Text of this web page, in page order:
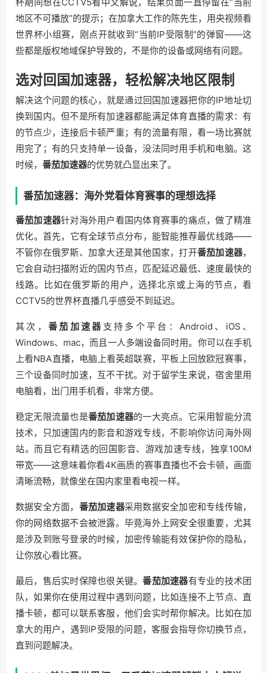
地区不可播放”的提示；在加拿大工作的陈先生，用央视频看
世界杯小组赛，刚点开就收到“当前IP受限制”的弹窗——这
些都是版权地域保护导致的，不是你的设备或网络有问题。
选对回国加速器，轻松解决地区限制
解决这个问题的核心，就是通过回国加速器把你的IP地址切
换到国内。但不是所有加速器都能满足体育直播的需求：有
的节点少，连接后卡顿严重；有的流量有限，看一场比赛就
用完了；有的只支持单一设备，没法同时用手机和电脑。这
时候， 番茄加速器的优势就凸显出来了。
番茄加速器：海外党看体育赛事的理想选择
番茄加速器针对海外用户看国内体育赛事的痛点，做了精准
优化。首先，它有全球节点分布，能智能推荐最优线路——
不管你在俄罗斯、加拿大还是其他国家，打开番茄加速器，
它会自动扫描附近的国内节点，匹配延迟最低、速度最快的
线路。比如在俄罗斯的用户，选择北京或上海的节点，看
CCTV5的世界杯直播几乎感受不到延迟。
其次， 番茄加速器 支持多个平台：Android、iOS、
Windows、mac，而且一人多端设备同时用。你可以在手机
上看NBA直播，电脑上看英超联赛，平板上回放欧冠赛事，
三个设备同时加速，互不干扰。对于留学生来说，宿舍里用
电脑看，出门用手机看，非常方便。
稳定无限流量也是番茄加速器的一大亮点。它采用智能分流
技术，只加速国内的影音和游戏专线，不影响你访问海外网
站。而且它有精选的回国影音、游戏加速专线，独享100M
带宽——这意味着你看4K画质的赛事直播也不会卡顿，画面
清晰流畅，就像坐在国内家里看电视一样。
数据安全方面， 番茄加速器采用数据安全加密和专线传输，
你的网络数据不会被泄露。毕竟海外上网安全很重要，尤其
是涉及到账号登录的时候，加密传输能有效保护你的隐私，
让你放心看比赛。
最后，售后实时保障也很关键。番茄加速器有专业的技术团
队，如果你在使用过程中遇到问题，比如连接不上节点、直
播卡顿，都可以联系客服，他们会实时帮你解决。比如在加
拿大的用户，遇到IP受限的问题，客服会指导你切换节点，
直到问题解决。